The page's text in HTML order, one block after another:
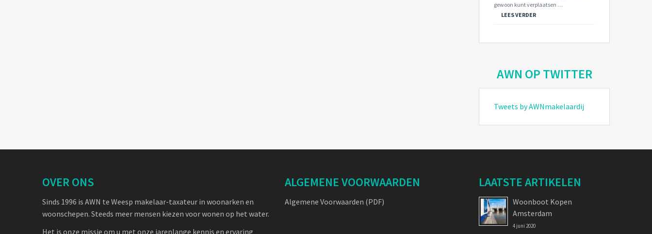
gewoon kunt verplaatsen …
LEES VERDER
AWN OP TWITTER
Tweets by AWNmakelaardij
OVER ONS
Sinds 1996 is AWN te Weesp makelaar-taxateur in woonarken en
woonschepen. Steeds meer mensen kiezen voor wonen op het water.
Het is onze missie om u met onze jarenlange kennis en ervaring
ALGEMENE VOORWAARDEN
Algemene Voorwaarden (PDF)
LAATSTE ARTIKELEN
Woonboot Kopen
Amsterdam
4 juni 2020